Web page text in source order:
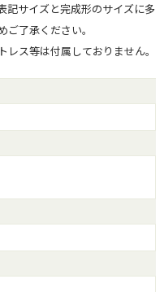
記サイズと完成形のサイズに多
了承ください。
ス等は付属しておりません。